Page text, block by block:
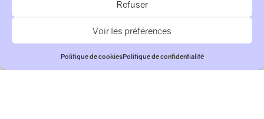
Refuser
Voir les préférences
Politique de cookiesPolitique de confidentialité
32 cm x 24 cm x 3 cm
Acrylique pulvérisée sur bois